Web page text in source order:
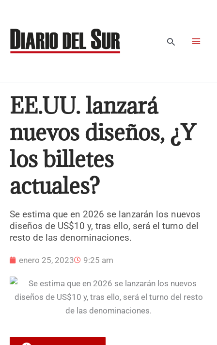
contenido
Buscar
EE.UU. lanzará
nuevos diseños, ¿Y
los billetes
actuales?
Se estima que en 2026 se lanzarán los nuevos
diseños de US$10 y, tras ello, será el turno del
resto de las denominaciones.
enero 25, 2023 9:25 am